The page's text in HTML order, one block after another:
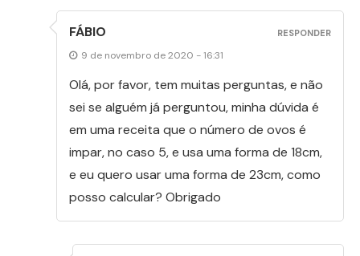
FÁBIO
9 de novembro de 2020 - 16:31
Olá, por favor, tem muitas perguntas, e não
sei se alguém já perguntou, minha dúvida é
em uma receita que o número de ovos é
impar, no caso 5, e usa uma forma de 18cm,
e eu quero usar uma forma de 23cm, como
posso calcular? Obrigado
RESPONDER